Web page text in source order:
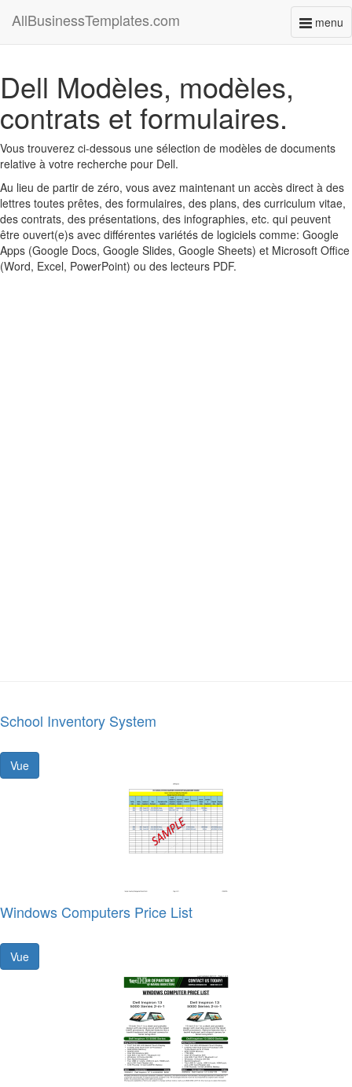
menu
AllBusinessTemplates.com
Dell Modèles, modèles,
contrats et formulaires.
Vous trouverez ci-dessous une sélection de modèles de documents
relative à votre recherche pour Dell.
Au lieu de partir de zéro, vous avez maintenant un accès direct à des
lettres toutes prêtes, des formulaires, des plans, des curriculum vitae,
des contrats, des présentations, des infographies, etc. qui peuvent
être ouvert(e)s avec différentes variétés de logiciels comme: Google
Apps (Google Docs, Google Slides, Google Sheets) et Microsoft Office
(Word, Excel, PowerPoint) ou des lecteurs PDF.
School Inventory System
Vue
Windows Computers Price List
Vue